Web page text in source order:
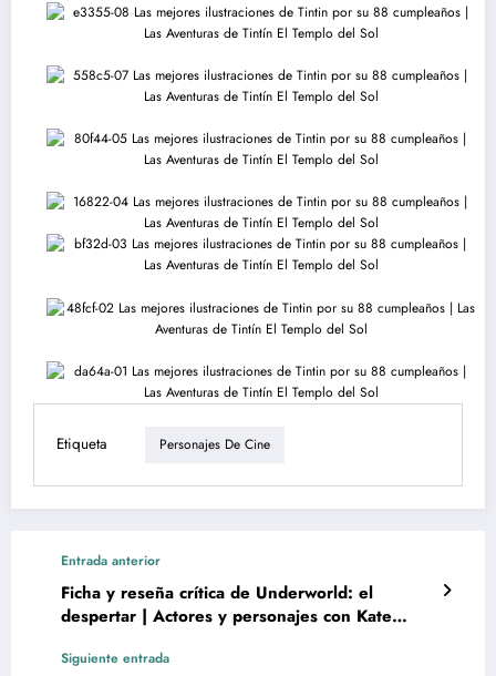
Etiqueta Personajes De Cine
Entrada anterior
Ficha y reseña crítica de Underworld: el
despertar | Actores y personajes con Kate
Siguiente entrada